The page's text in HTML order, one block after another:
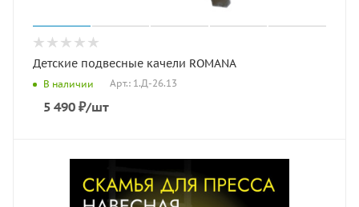
Детские подвесные качели ROMANA
В наличии Арт.: 1.Д-26.13
5 490 ₽/шт